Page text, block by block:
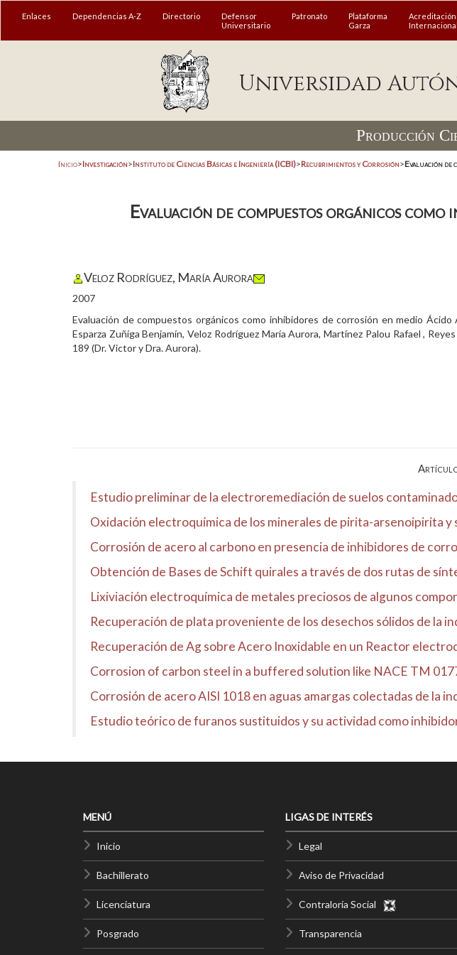
Enlaces Dependencias A-Z Directorio
Defensor
Universitario
Patronato
Plataforma
Garza
Acreditación
Internacional
Universidad
Producción
Inicio>Investigación>Instituto de Ciencias Básicas e Ingeniería (ICBI)>Recubrimientos y Corrosión>Evaluación de
Evaluación de compuestos orgánicos
Veloz Rodríguez, María Aurora
2007
Evaluación de compuestos orgánicos como inhibidores de corrosión en medio
Esparza Zuñiga Benjamín, Veloz Rodríguez María Aurora, Martínez Palou Rafael ,
189 (Dr. Victor y Dra. Aurora).
Estudio preliminar de la electroremediación de suelos
Oxidación electroquímica de los minerales de pirita-arsenoipirita y
Corrosión de acero al carbono en presencia de inhibidores de
Obtención de Bases de Schift quirales a través de dos rutas de
Lixiviación electroquímica de metales preciosos de algunos
Recuperación de plata proveniente de los desechos sólidos de la
Recuperación de Ag sobre Acero Inoxidable en un Reactor
Corrosion of carbon steel in a buffered solution like NACE TM
Corrosión de acero AISI 1018 en aguas amargas colectadas de la
Estudio teórico de furanos sustituidos y su actividad como
MENÚ
Inicio
Bachillerato
Licenciatura
Posgrado
LIGAS DE INTERÉS
Legal
Aviso de Privacidad
Contraloría Social
Transparencia